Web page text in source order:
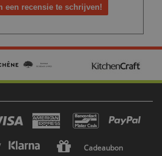
een recensie te schrijven!
Cadeaubon